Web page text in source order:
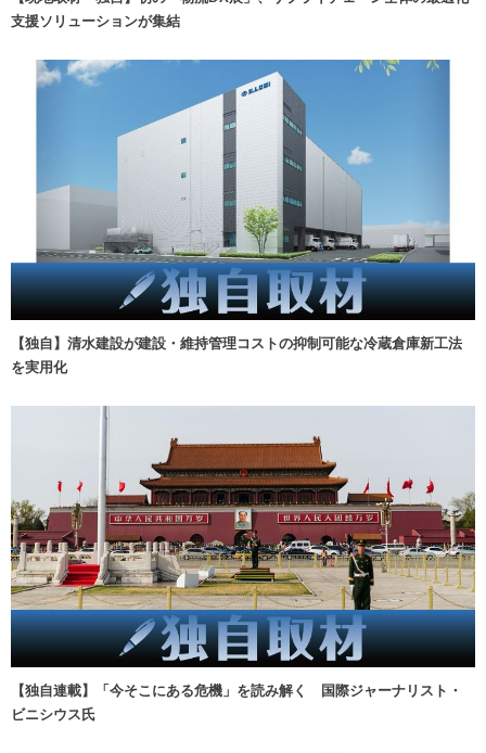
支援ソリューションが集結
【独自】清水建設が建設・維持管理コストの抑制可能な冷蔵倉庫新工法
を実用化
【独自連載】「今そこにある危機」を読み解く 国際ジャーナリスト・
ビニシウス氏